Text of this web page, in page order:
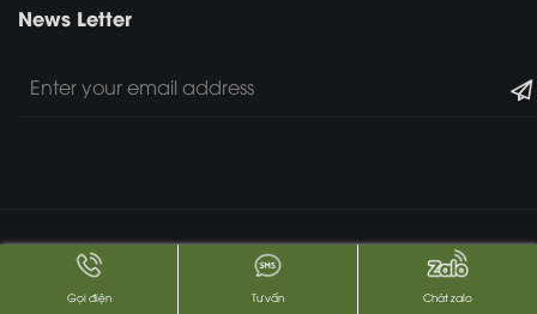
News Letter
Copyright 2017 - 2026. All Rights Reserved.
Gọi điện Tư vấn Chát zalo